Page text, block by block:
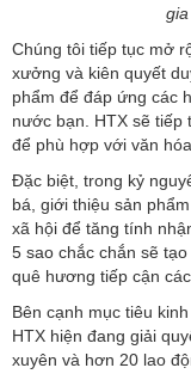
Chúng tôi tiếp tục mở
xưởng và kiên quyết
phẩm để đáp ứng các
nước bạn. HTX sẽ tiếp
để phù hợp với văn
Đặc biệt, trong kỷ
bá, giới thiệu sản
xã hội để tăng tính
5 sao chắc chắn sẽ
quê hương tiếp cận
Bên cạnh mục tiêu
HTX hiện đang giải
xuyên và hơn 20 lao